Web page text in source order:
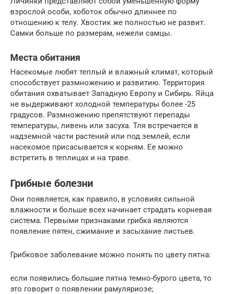
взрослой особи, хоботок обычно длиннее по
отношению к телу. Хвостик же полностью не развит.
Самки больше по размерам, нежели самцы.
Места обитания
Насекомые любят теплый и влажный климат, который
способствует размножению и развитию. Территория
обитания охватывает Западную Европу и Сибирь. Яйца
не выдерживают холодной температуры более -25
градусов. Размножению препятствуют перепады
температуры, ливень или засуха. Тля встречается в
надземной части растений или под землей, если
насекомое присасывается к корням. Ее можно
встретить в теплицах и на траве.
Грибные болезни
Они появляется, как правило, в условиях сильной
влажности и больше всех начинает страдать корневая
система. Первыми признаками грибка являются
появление пятен, сжимание и засыхание листьев.
Грибковое заболевание можно понять по цвету пятна:
если появились большие пятна темно-бурого цвета, то
это говорит о появлении рамуляриозе;